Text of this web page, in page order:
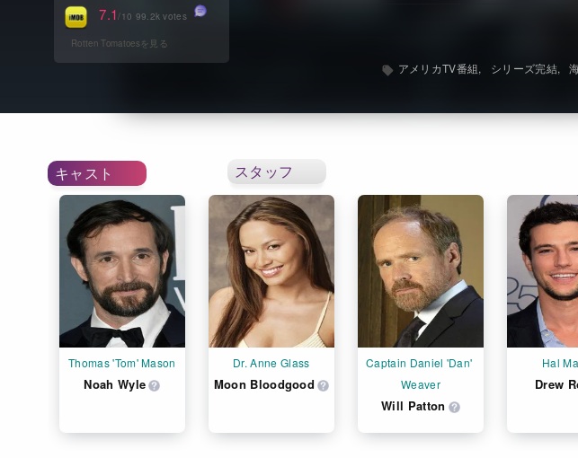
7.1/10 99.2k votes
キャスト スタッフ
Thomas 'Tom' Mason
Noah Wyle
Dr. Anne Glass
Moon Bloodgood
Captain Daniel 'Dan'
Weaver
Will Patton
Hal
Drew
アメリカTV番組 シリーズ完結